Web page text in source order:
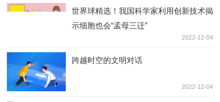
世界球精选！我国科学家利用创新技术揭
示细胞也会“孟母三迁”
2022-12-04
跨越时空的文明对话
2022-12-04